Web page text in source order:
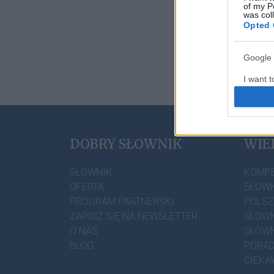
of my
was
Opted
Google
I want
web
I want
I want
DOBRY SŁOWNIK
SŁOWNIK
OFERTA
PROGRAM PARTNERSKI
ZAPISZ SIĘ NA NEWSLETTER
O NAS
BLOG